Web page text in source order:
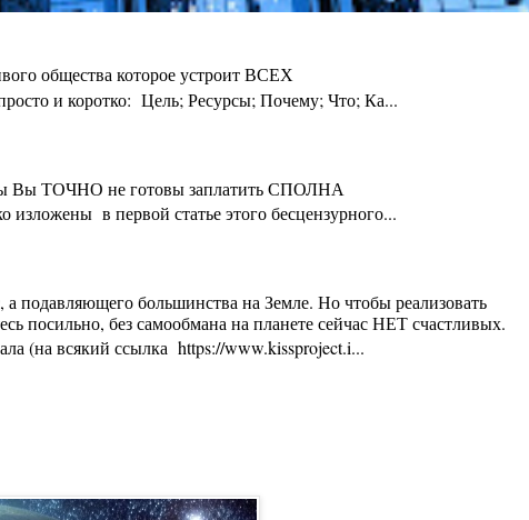
общества которое устроит ВСЕХ
и коротко: Цель; Ресурсы; Почему; Что; Ка...
Вы ТОЧНО не готовы заплатить СПОЛНА
в первой статье этого бесцензурного...
а подавляющего большинства на Земле. Но чтобы реализовать
без самообмана на планете сейчас НЕТ счастливых.
(на всякий ссылка https://www.kissproject.i...